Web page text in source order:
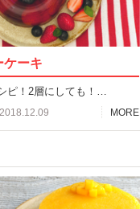
ケーキ
ピ！2層にしても！…
2018.12.09 MORE